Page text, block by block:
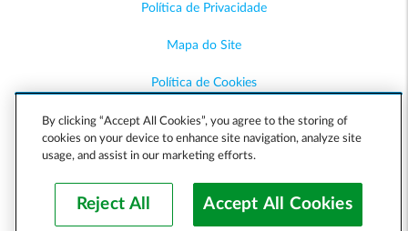
Política de Privacidade
Mapa do Site
Política de Cookies
Acessibilidade
Ajuda
By clicking “Accept All Cookies”, you agree to the storing of
cookies on your device to enhance site navigation, analyze site
usage, and assist in our marketing efforts.
Reject All Accept All Cookies